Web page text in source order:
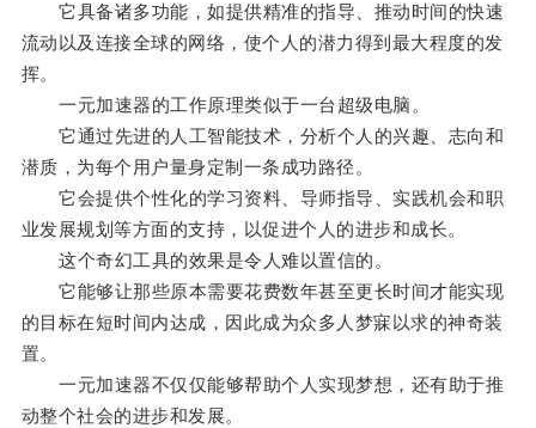
它具备诸多功能，如提供精准的指导、推动时间的快速
流动以及连接全球的网络，使个人的潜力得到最大程度的发
挥。
一元加速器的工作原理类似于一台超级电脑。
它通过先进的人工智能技术，分析个人的兴趣、志向和
潜质，为每个用户量身定制一条成功路径。
它会提供个性化的学习资料、导师指导、实践机会和职
业发展规划等方面的支持，以促进个人的进步和成长。
这个奇幻工具的效果是令人难以置信的。
它能够让那些原本需要花费数年甚至更长时间才能实现
的目标在短时间内达成，因此成为众多人梦寐以求的神奇装
置。
一元加速器不仅仅能够帮助个人实现梦想，还有助于推
动整个社会的进步和发展。